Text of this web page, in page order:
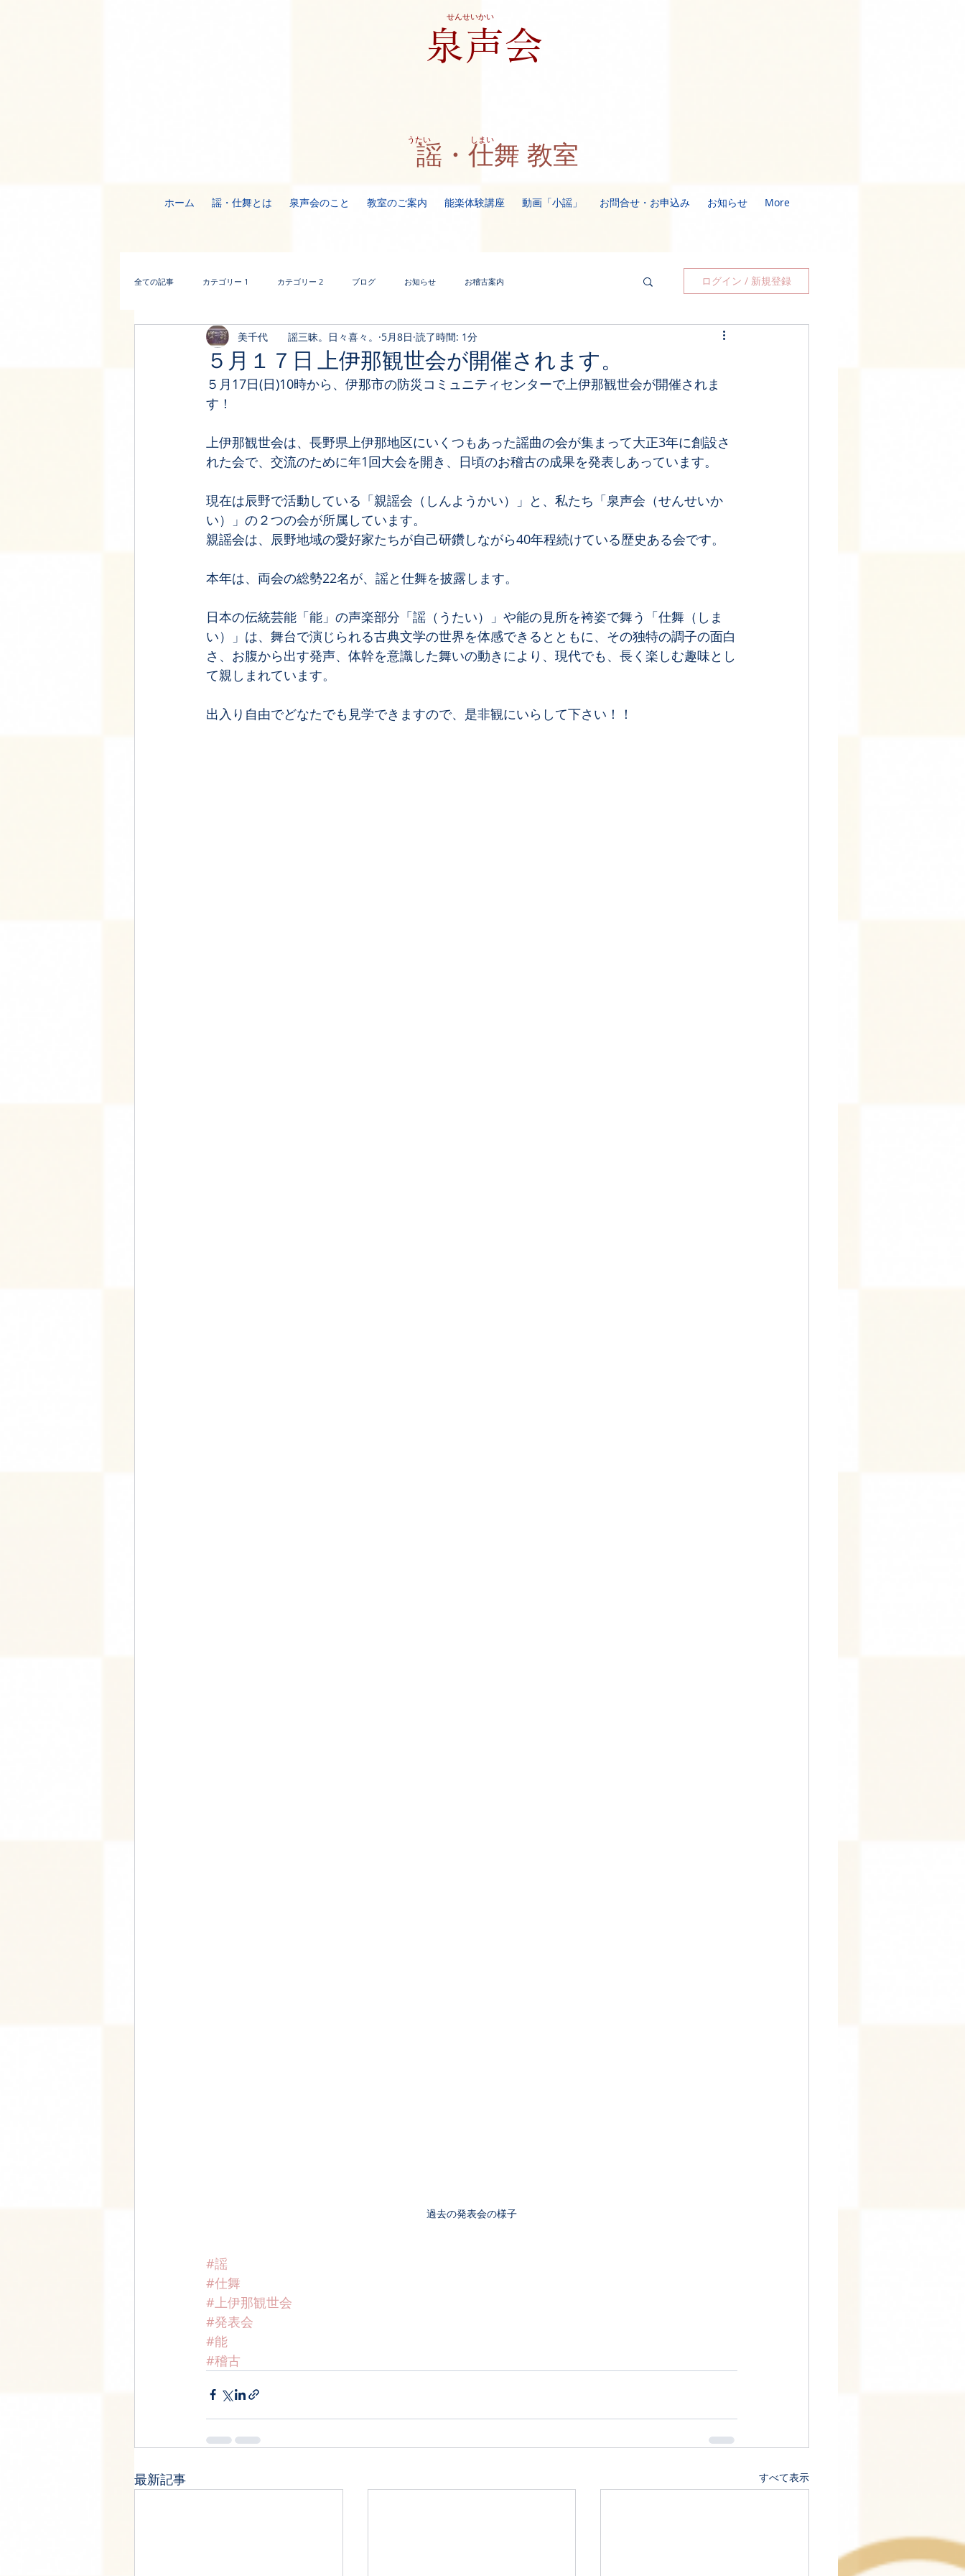
​泉声会
せんせいかい
​うたい しまい
謡・仕舞 教室
ホーム 謡・仕舞とは 泉声会のこと 教室のご案内 能楽体験講座 動画「小謡」 お問合せ・お申込み お知らせ More
全ての記事 カテゴリー 1 カテゴリー 2 ブログ お知らせ お稽古案内 ログイン / 新規登録
５月１７日 上伊那観世会が開催されます。
美千代 謡三昧。日々喜々。 5月8日 読了時間: 1分
５月17日(日)10時から、伊那市の防災コミュニティセンターで上伊那観世会が開催されま
す！
上伊那観世会は、長野県上伊那地区にいくつもあった謡曲の会が集まって大正3年に創設さ
れた会で、交流のために年1回大会を開き、日頃のお稽古の成果を発表しあっています。
現在は辰野で活動している「親謡会（しんようかい）」と、私たち「泉声会（せんせいか
い）」の２つの会が所属しています。
親謡会は、辰野地域の愛好家たちが自己研鑽しながら40年程続けている歴史ある会です。
本年は、両会の総勢22名が、謡と仕舞を披露します。
日本の伝統芸能「能」の声楽部分「謡（うたい）」や能の見所を袴姿で舞う「仕舞（しま
い）」は、舞台で演じられる古典文学の世界を体感できるとともに、その独特の調子の面白
さ、お腹から出す発声、体幹を意識した舞いの動きにより、現代でも、長く楽しむ趣味とし
て親しまれています。
出入り自由でどなたでも見学できますので、是非観にいらして下さい！！
過去の発表会の様子
#謡
#仕舞
#上伊那観世会
#発表会
#能
#稽古
最新記事 すべて表示